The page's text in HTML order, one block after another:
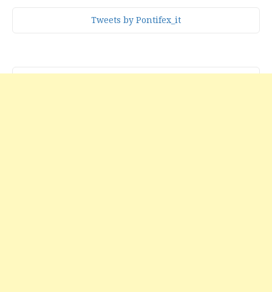
Tweets by Pontifex_it